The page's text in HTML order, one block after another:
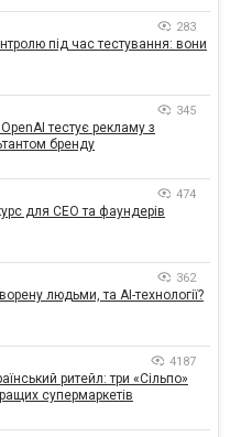
283
під час тестування: вони
345
тестує рекламу з
бренду
474
для CEO та фаундерів
362
людьми, та AI-технології?
4187
ритейл: три «Сільпо»
супермаркетів